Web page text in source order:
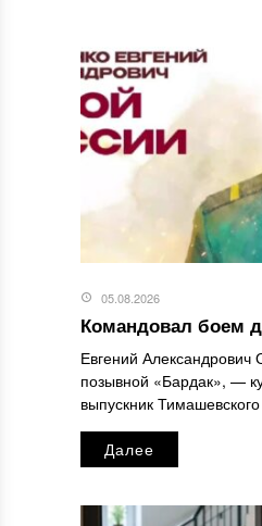
05.08.2026
Командовал боем
Евгений Александрович
позывной «Бардак», —
выпускник Тимашевского
Далее